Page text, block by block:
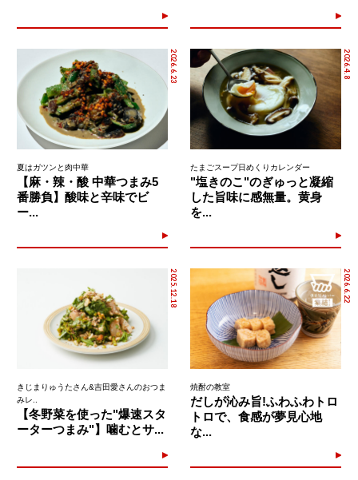
2026.6.23
夏はガツンと肉中華
【麻・辣・酸 中華つまみ5
番勝負】酸味と辛味でビ
ー...
2026.4.8
たまごスープ日めくりカレンダー
"塩きのこ"のぎゅっと凝縮
した旨味に感無量。黄身
を...
2025.12.18
きじまりゅうたさん&吉田愛さんのおつま
みレ..
【冬野菜を使った"爆速スタ
ーターつまみ"】噛むとサ...
2026.6.22
焼酎の教室
だしが沁み旨!ふわふわトロ
トロで、食感が夢見心地
な...